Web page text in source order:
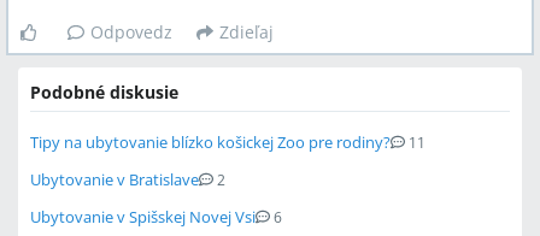
Odpovedz Zdieľaj
Podobné diskusie
Tipy na ubytovanie blízko košickej Zoo pre rodiny? 11
Ubytovanie v Bratislave 2
Ubytovanie v Spišskej Novej Vsi 6